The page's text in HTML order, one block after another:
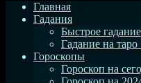
Главная
Гадания
Быстрое гадание
Гадание на
Гороскопы
Гороскоп на